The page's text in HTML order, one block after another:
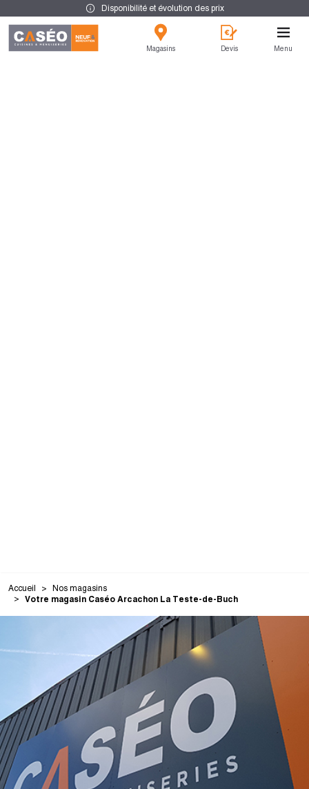
Disponibilité et évolution des prix
Magasins Devis Menu
Accueil Nos magasins
Votre magasin Caséo Arcachon La Teste-de-Buch